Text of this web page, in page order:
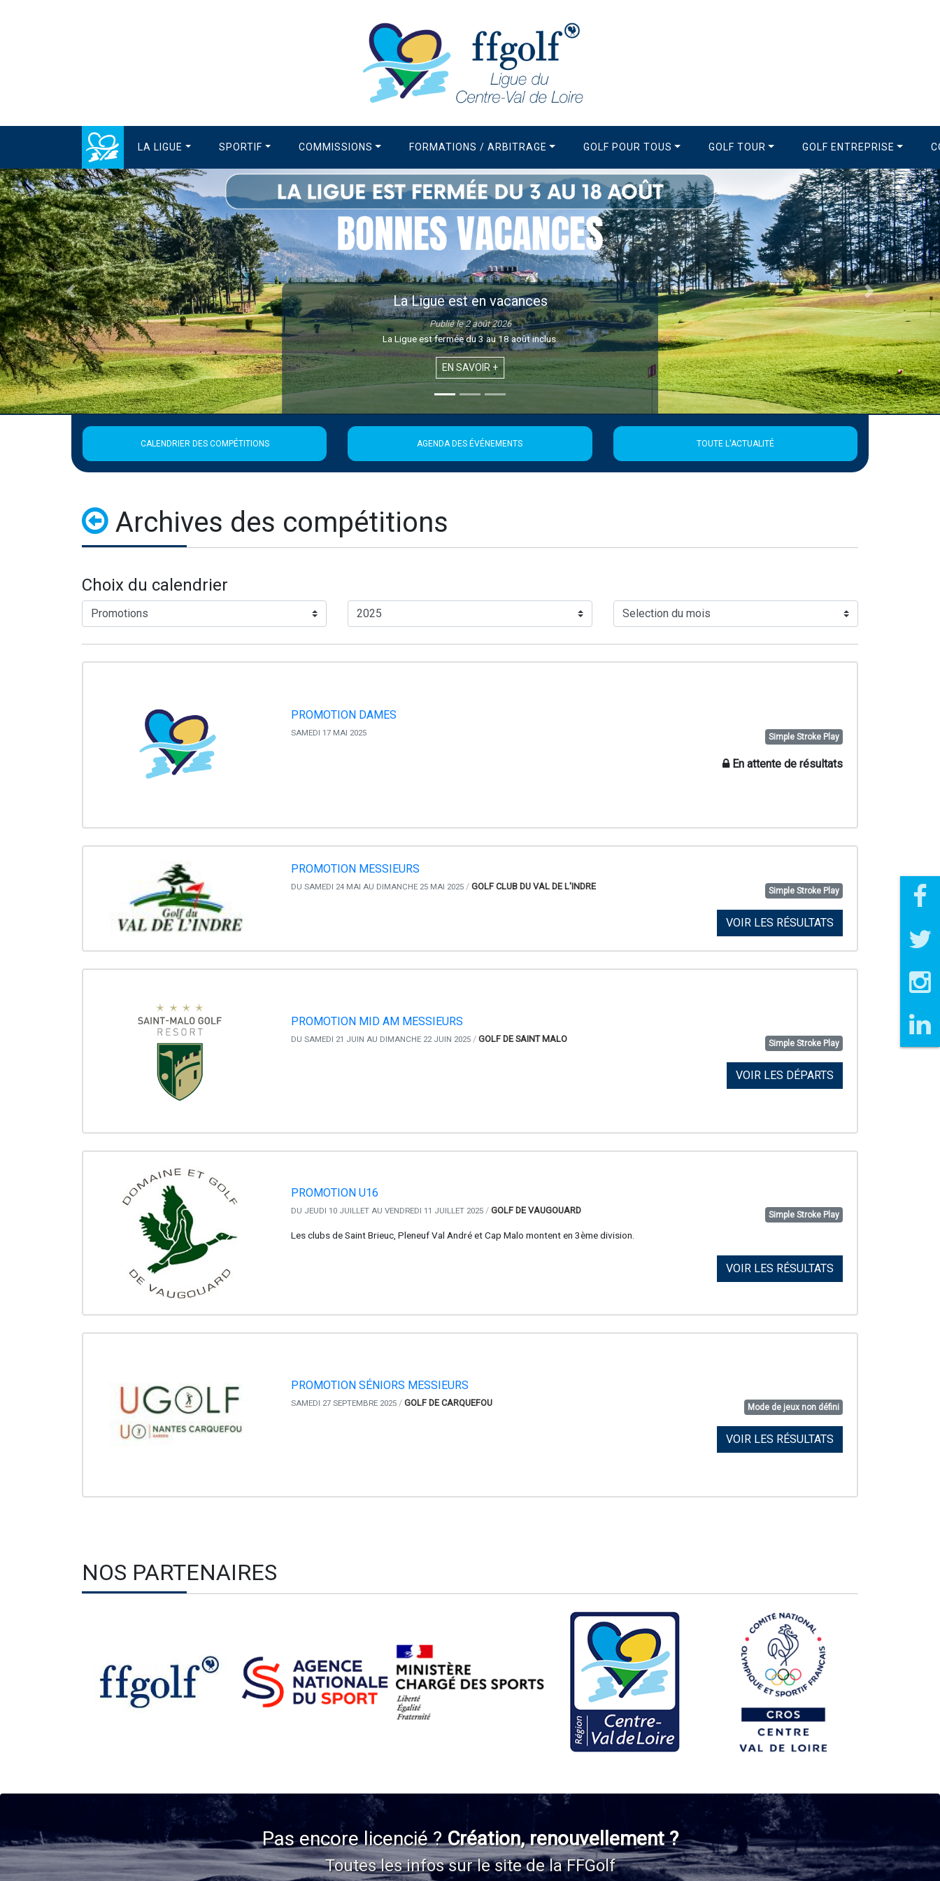
LA LIGUE SPORTIF COMMISSIONS FORMATIONS / ARBITRAGE GOLF POUR TOUS GOLF TOUR GOLF ENTREPRISE
La Newsletter de la Ligue
Publié le 1 août 2026
Retrouvez la 21ème édition de la Newsletter de la Ligue
EN SAVOIR +
Précédent Suivant
CALENDRIER DES COMPÉTITIONS AGENDA DES ÉVÉNEMENTS TOUTE L'ACTUALITÉ
Archives des compétitions
Choix du calendrier
PROMOTION DAMES
SAMEDI 17 MAI 2025 Simple Stroke Play
En attente de résultats
PROMOTION MESSIEURS
DU SAMEDI 24 MAI AU DIMANCHE 25 MAI 2025 / GOLF CLUB DU VAL DE L'INDRE Simple Stroke Play
VOIR LES RÉSULTATS
PROMOTION MID AM MESSIEURS
DU SAMEDI 21 JUIN AU DIMANCHE 22 JUIN 2025 / GOLF DE SAINT MALO Simple Stroke Play
VOIR LES DÉPARTS
PROMOTION U16
DU JEUDI 10 JUILLET AU VENDREDI 11 JUILLET 2025 / GOLF DE VAUGOUARD
Les clubs de Saint Brieuc, Pleneuf Val André et Cap Malo montent en 3ème division.
Simple Stroke Play
VOIR LES RÉSULTATS
PROMOTION SÉNIORS MESSIEURS
SAMEDI 27 SEPTEMBRE 2025 / GOLF DE CARQUEFOU Mode de jeux non défini
VOIR LES RÉSULTATS
NOS PARTENAIRES
Pas encore licencié ?Création, renouvellement ?
Toutes les infos sur le site de la FFGolf